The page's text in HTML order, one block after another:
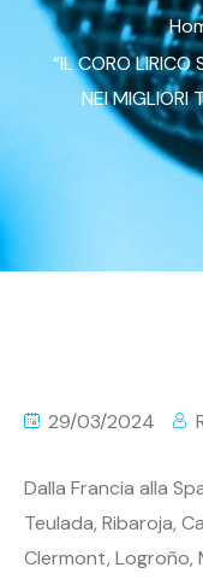
“IL CORO LIRICO
NEI MIGLIORI
29/03/2024
Dalla Francia alla
Teulada, Ribaroja,
Clermont, Logroño,